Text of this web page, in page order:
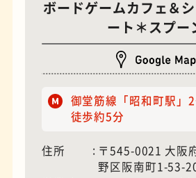
モーニング
ボードゲームカフェ＆
ート＊スプー
御堂筋線「昭和町駅」
徒歩約5分
住所
〒545-0021 大阪
野区阪南町1-53-